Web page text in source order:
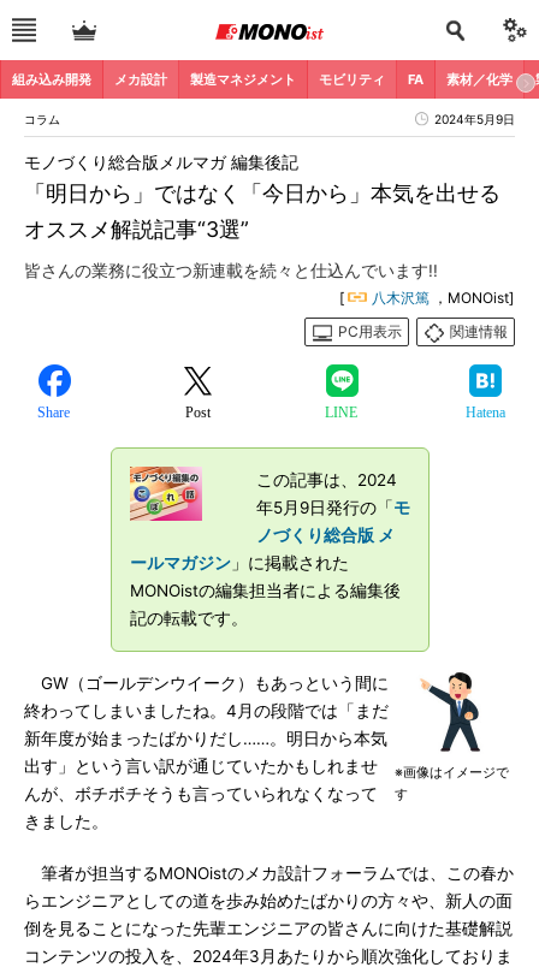
組み込み開発 メカ設計 製造マネジメント モビリティ FA 素材／化学
コラム 2024年5月9日
「明日から」ではなく「今日から」本気を出せる
オススメ解説記事“3選”
モノづくり総合版メルマガ 編集後記
皆さんの業務に役立つ新連載を続々と仕込んでいます!!
[ 八木沢篤 ，MONOist]
PC用表示
関連情報
Share Post LINE Hatena
この記事は、2024
年5月9日発行の「モ
ノづくり総合版 メ
ールマガジン」に掲載された
MONOistの編集担当者による編集後
記の転載です。
※画像はイメージで
す
GW（ゴールデンウイーク）もあっという間に
終わってしまいましたね。4月の段階では「まだ
新年度が始まったばかりだし……。明日から本気
出す」という言い訳が通じていたかもしれませ
んが、ボチボチそうも言っていられなくなって
きました。
筆者が担当するMONOistのメカ設計フォーラムでは、この春か
らエンジニアとしての道を歩み始めたばかりの方々や、新人の面
倒を見ることになった先輩エンジニアの皆さんに向けた基礎解説
コンテンツの投入を、2024年3月あたりから順次強化しておりま